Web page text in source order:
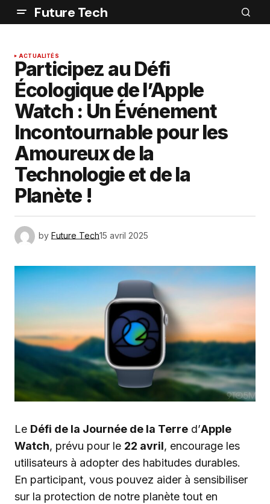
Future Tech
ACTUALITÉS
Participez au Défi
Écologique de l’Apple
Watch : Un Événement
Incontournable pour les
Amoureux de la
Technologie et de la
Planète !
by Future Tech15 avril 2025
Le Défi de la Journée de la Terre d’Apple
Watch, prévu pour le 22 avril, encourage les
utilisateurs à adopter des habitudes durables.
En participant, vous pouvez aider à sensibiliser
sur la protection de notre planète tout en